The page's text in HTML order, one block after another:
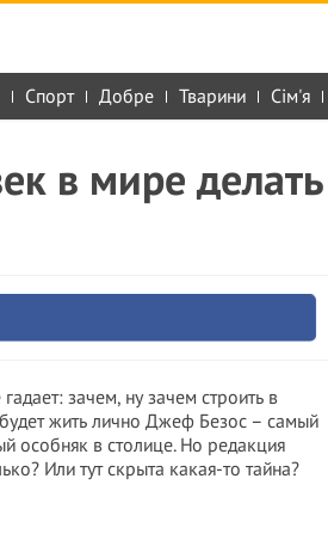
Спорт Добре Тварини Сім'я
в мире делать
зачем, ну зачем строить в
жить лично Джеф Безос – самый
особняк в столице. Но редакция
Или тут скрыта какая-то тайна?